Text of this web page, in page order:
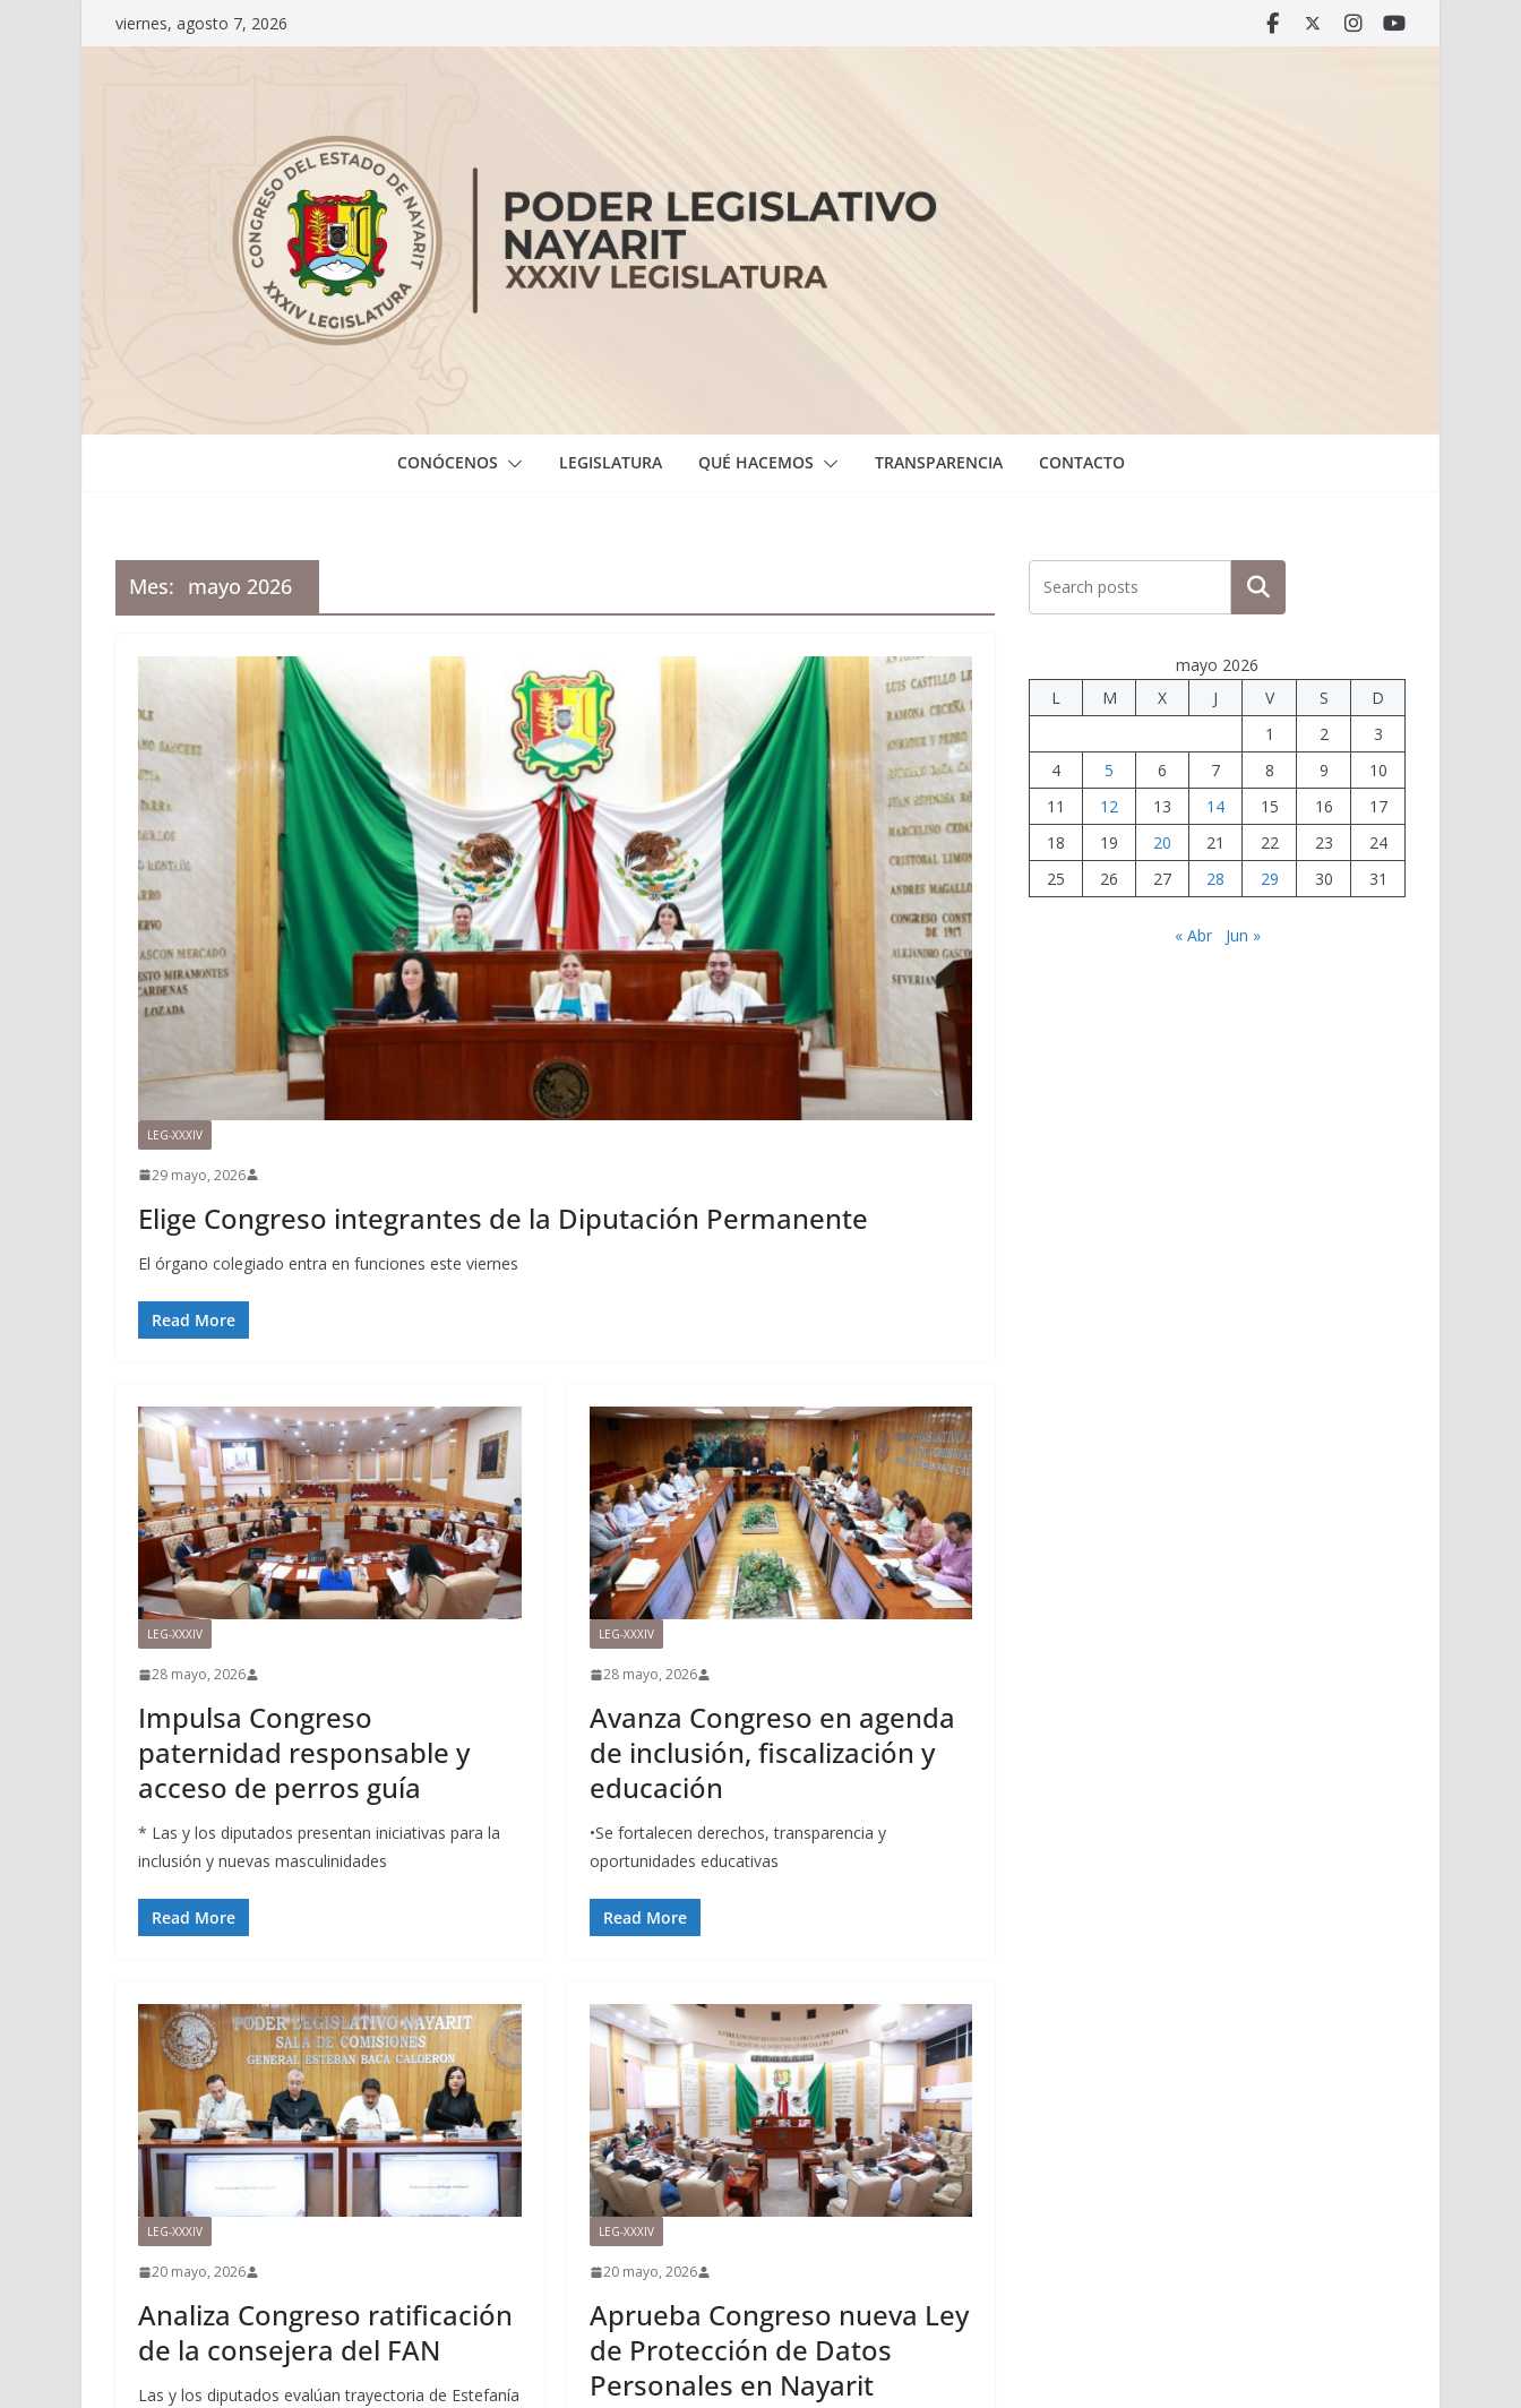
Saltar
al
viernes, agosto 7, 2026
CONÓCENOS LEGISLATURA QUÉ HACEMOS TRANSPARENCIA CONTACTO
Mes: mayo 2026
LEG-XXXIV
29 mayo, 2026
Elige Congreso integrantes de la Diputación Permanente
El órgano colegiado entra en funciones este viernes
Read More
LEG-XXXIV
28 mayo, 2026
Impulsa Congreso
paternidad responsable y
acceso de perros guía
* Las y los diputados presentan iniciativas para la
inclusión y nuevas masculinidades
Read More
LEG-XXXIV
28 mayo, 2026
Avanza Congreso en agenda
de inclusión, fiscalización y
educación
•Se fortalecen derechos, transparencia y
oportunidades educativas
Read More
LEG-XXXIV
20 mayo, 2026
Analiza Congreso ratificación
de la consejera del FAN
Las y los diputados evalúan trayectoria de Estefanía
LEG-XXXIV
20 mayo, 2026
Aprueba Congreso nueva Ley
de Protección de Datos
Personales en Nayarit
Buscar
mayo 2026
L
M X J V S
D
1
2
3
4
5 6 7 8 9
10
11
12 13 14 15 16
17
18
19 20 21 22 23
24
25
26 27 28 29 30 31
« Abr Jun »